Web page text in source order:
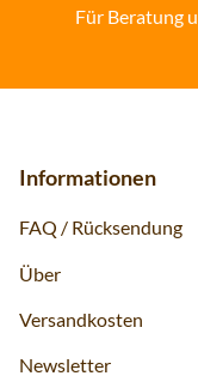
Für Beratung
Informationen
FAQ / Rücksendung
Über
Versandkosten
Newsletter